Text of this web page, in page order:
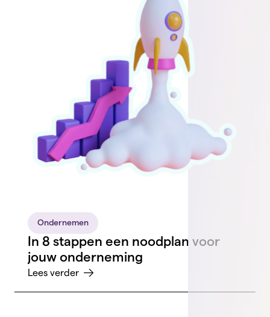
Ondernemen
In 8 stappen een noodplan voor
jouw onderneming
Lees verder